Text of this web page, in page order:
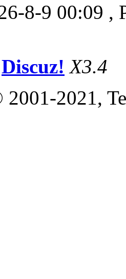
8-9 00:09 ,
Discuz! X3.4
2021,